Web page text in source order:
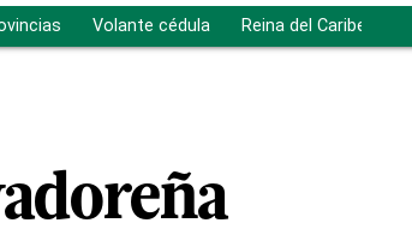
Volante cédula Reina del Caribe